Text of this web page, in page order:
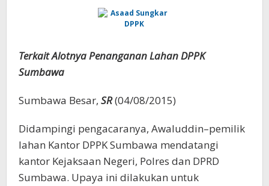
Terkait Alotnya Penanganan Lahan DPPK
Sumbawa
Sumbawa Besar, SR(04/08/2015)
Didampingi pengacaranya, Awaluddin–pemilik
lahan Kantor DPPK Sumbawa mendatangi
kantor Kejaksaan Negeri, Polres dan DPRD
Sumbawa. Upaya ini dilakukan untuk